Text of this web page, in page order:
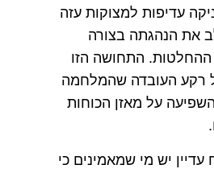
עדיפות למצוקות עזה
את הנהגתה בצורה
התחושה הזו
רקע העובדה שהמלחמה
על מאזן הכוחות
יש מי שמאמינים כי